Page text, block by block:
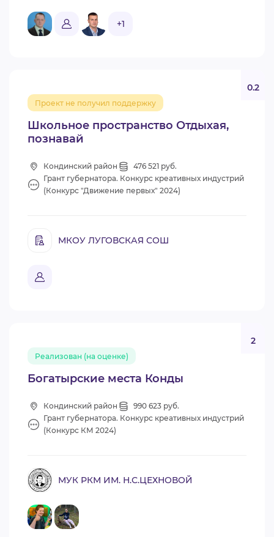
+1
Школьное пространство Отдыхая,
познавай
Проект не получил поддержку
0.2
Кондинский район
476 521 руб.
Грант губернатора. Конкурс креативных индустрий
(Конкурс "Движение первых" 2024)
МКОУ ЛУГОВСКАЯ СОШ
Богатырские места Конды
Реализован (на оценке)
2
Кондинский район
990 623 руб.
Грант губернатора. Конкурс креативных индустрий
(Конкурс КМ 2024)
МУК РКМ ИМ. Н.С.ЦЕХНОВОЙ